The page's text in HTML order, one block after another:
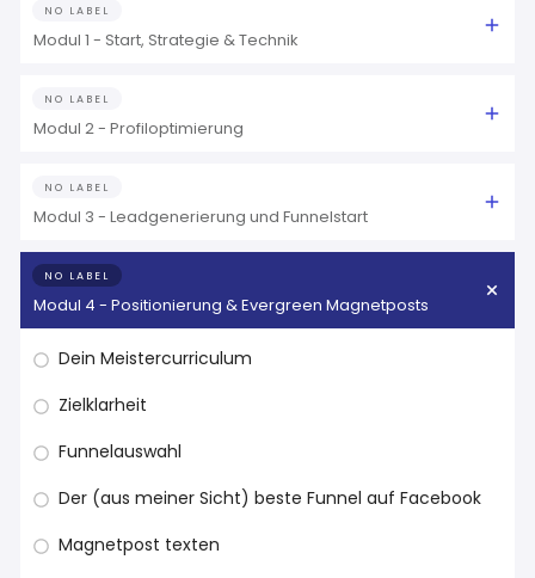
NO LABEL
Modul 1 - Start, Strategie & Technik
NO LABEL
Modul 2 - Profiloptimierung
NO LABEL
Modul 3 - Leadgenerierung und Funnelstart
NO LABEL
Modul 4 - Positionierung & Evergreen Magnetposts
Dein Meistercurriculum
Zielklarheit
Funnelauswahl
Der (aus meiner Sicht) beste Funnel auf Facebook
Magnetpost texten